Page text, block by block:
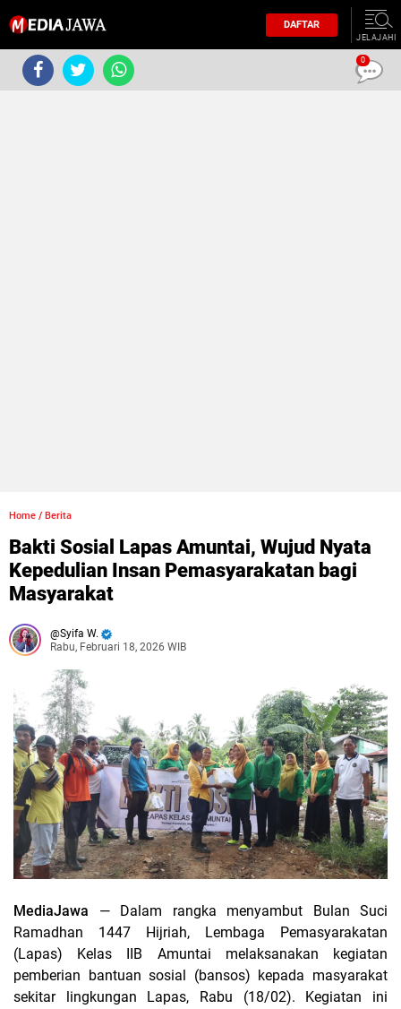
DAFTAR
JELAJAHI
Home / Berita
Bakti Sosial Lapas Amuntai, Wujud Nyata
Kepedulian Insan Pemasyarakatan bagi
Masyarakat
Syifa W.
Rabu, Februari 18, 2026 WIB
MediaJawa — Dalam rangka menyambut Bulan Suci
Ramadhan 1447 Hijriah, Lembaga Pemasyarakatan
(Lapas) Kelas IIB Amuntai melaksanakan kegiatan
pemberian bantuan sosial (bansos) kepada masyarakat
sekitar lingkungan Lapas, Rabu (18/02). Kegiatan ini
0